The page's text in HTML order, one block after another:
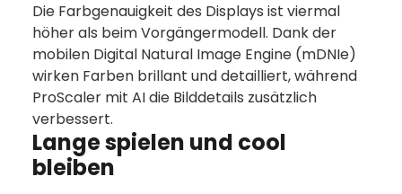
Die Farbgenauigkeit des Displays ist viermal
höher als beim Vorgängermodell. Dank der
mobilen Digital Natural Image Engine (mDNIe)
wirken Farben brillant und detailliert, während
ProScaler mit AI die Bilddetails zusätzlich
verbessert.
Lange spielen und cool
bleiben